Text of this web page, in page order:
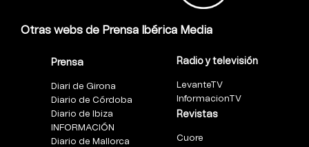
Otras webs de Prensa Ibérica Media
Prensa
Diari de Girona
Diario de Córdoba
Diario de Ibiza
INFORMACIÓN
Diario de Mallorca
Radio y televisión
LevanteTV
InformacionTV
Revistas
Cuore